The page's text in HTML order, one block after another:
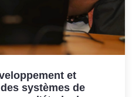
et
systèmes de